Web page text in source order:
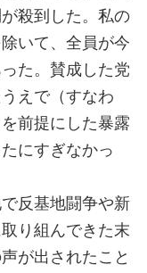
殺到した。私の
いて、全員が今
た。賛成した党
えで（すなわ
前提にした暴露
にすぎなかっ
反基地闘争や新
り組んできた末
が出されたこと